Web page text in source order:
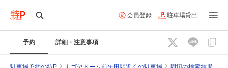
会員登録 駐車場貸出
予約 詳細・注意事項